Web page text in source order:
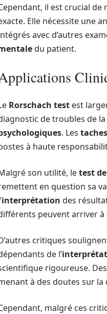
il est crucial de
Elle nécessite une
avec d’autres
du patient.
Rorschach test est
de troubles de
. Les
à haute
son utilité, letest
en question sa
interprétation des
peuvent arriver
critiques
de l’
rigoureuse.
à des doutes sur
malgré ces